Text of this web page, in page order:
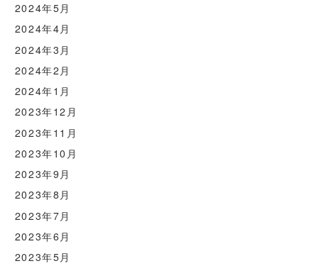
2024年5月
2024年4月
2024年3月
2024年2月
2024年1月
2023年12月
2023年11月
2023年10月
2023年9月
2023年8月
2023年7月
2023年6月
2023年5月